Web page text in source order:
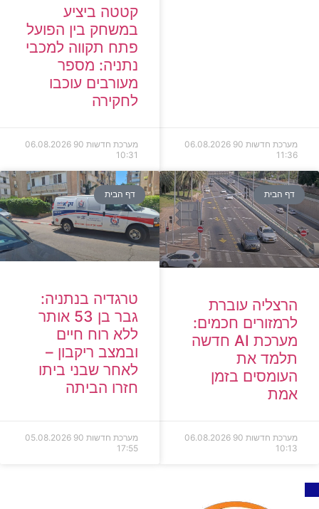
מערכת חדשות 90
06.08.2026
11:36
קטטה ביציע
במשחק בין הפועל
פתח תקווה למכבי
נתניה: מספר
מעורבים עוכבו
לחקירה
מערכת חדשות 90
06.08.2026
10:31
דף הבית
הרצליה עוברת
לרמזורים חכמים:
מערכת AI חדשה
תלמד את
העומסים בזמן
אמת
מערכת חדשות 90
06.08.2026
10:13
דף הבית
טרגדיה בנתניה:
גבר בן 53 אותר
ללא רוח חיים
ובמצב ריקבון –
לאחר שבני ביתו
חזרו הביתה
מערכת חדשות 90
05.08.2026
17:55